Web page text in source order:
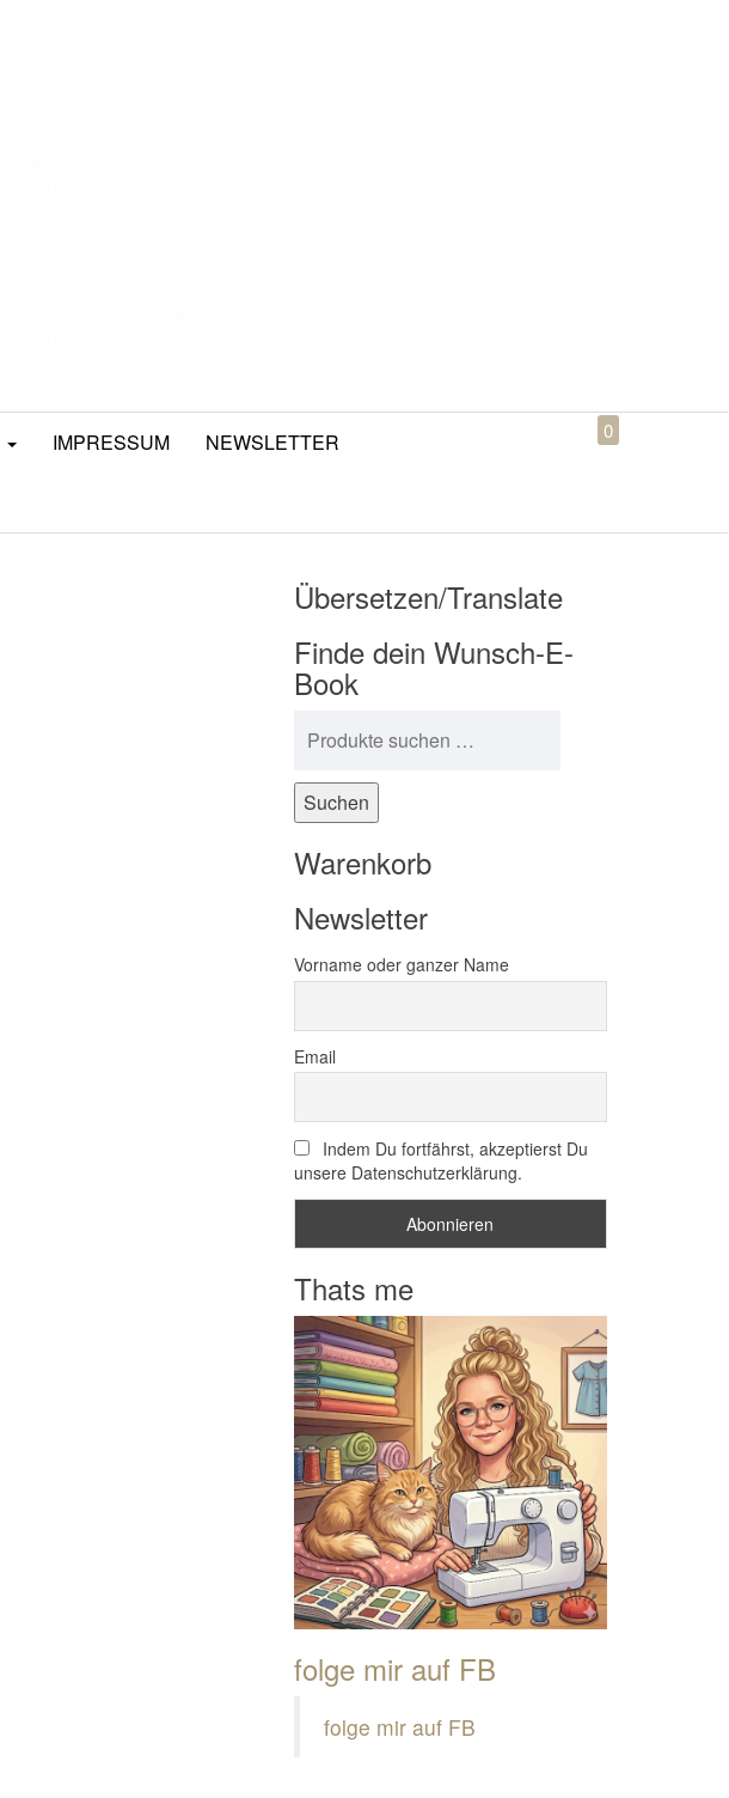
IMPRESSUM NEWSLETTER 0
Übersetzen/Translate
Finde dein Wunsch-E-
Book
Suchen
Warenkorb
Newsletter
Vorname oder ganzer Name
Email
Indem Du fortfährst, akzeptierst Du
unsere Datenschutzerklärung.
Thats me
folge mir auf FB
folge mir auf FB